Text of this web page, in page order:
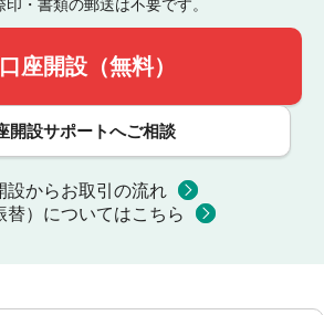
印・書類の郵送は不要です。
座開設（無料）
開設サポートへご相談
設からお取引の流れ
替）についてはこちら